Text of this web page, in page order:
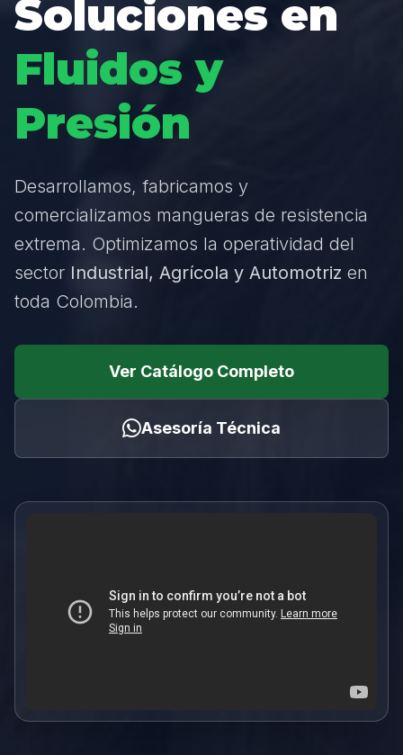
Soluciones en
Fluidos y
Presión
Desarrollamos, fabricamos y
comercializamos mangueras de resistencia
extrema. Optimizamos la operatividad del
sector Industrial, Agrícola y Automotriz en
toda Colombia.
Ver Catálogo Completo
Asesoría Técnica